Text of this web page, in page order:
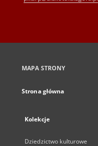
MAPA STRONY
Strona główna
Kolekcje
Dziedzictwo kulturowe